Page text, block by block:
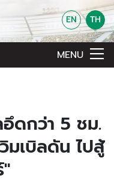
EN TH
MENU
ดกว่า 5 ชม.
มเบิลดัน ไปสู้